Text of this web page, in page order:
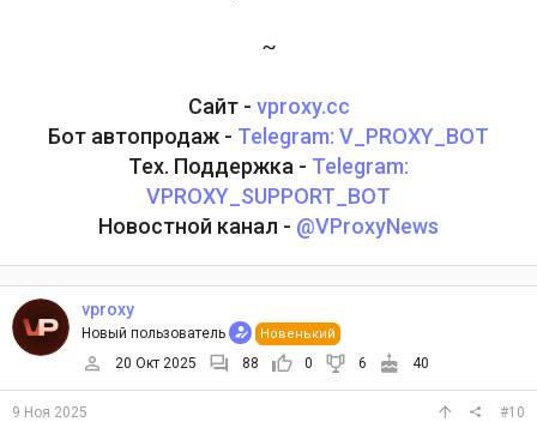
~
Сайт - vproxy.cc
Бот автопродаж - Telegram: V_PROXY_BOT
Тех. Поддержка - Telegram:
VPROXY_SUPPORT_BOT
Новостной канал - @VProxyNews
vproxy
Новый пользователь Новенький
20 Окт 2025 88 0 6 40
9 Ноя 2025 #10